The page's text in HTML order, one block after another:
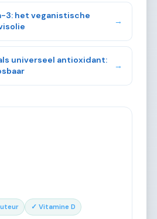
3: het veganistische
→
universeel antioxidant:
→
✓ Vitamine D